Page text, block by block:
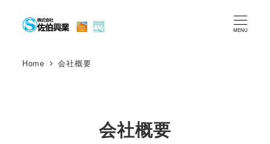
MENU
Home 会社概要
会社概要